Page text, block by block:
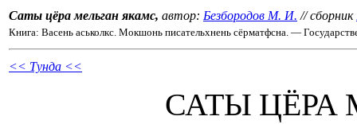
Саты цёра мельган якамс, автор: Безбородов М. И. // сборник
Книга: Васень аськолкс. Мокшонь писательхнень сёрматфсна. —
<< Тунда <<
САТЫ ЦЁРА